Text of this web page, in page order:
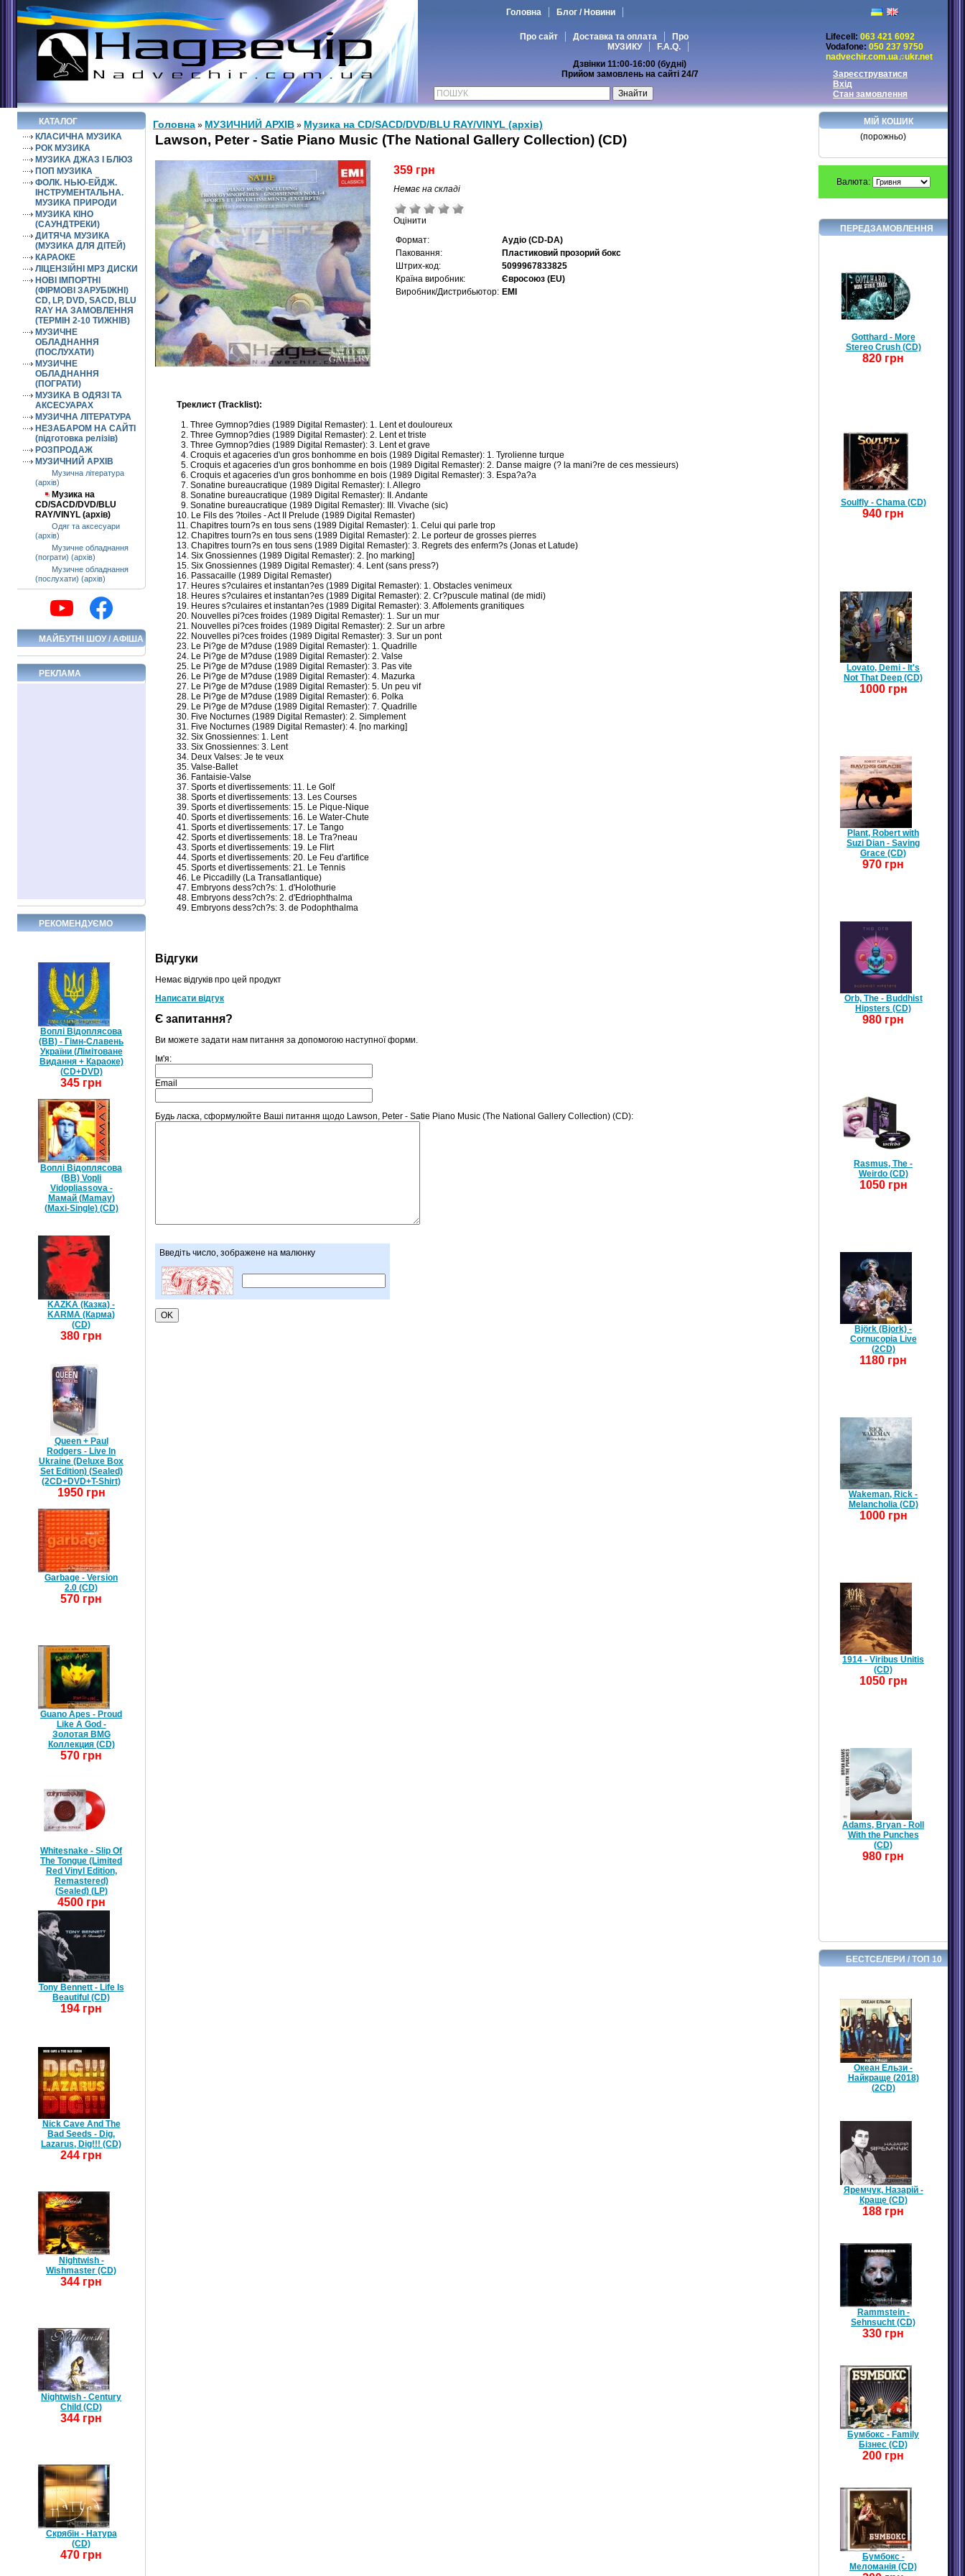
Головна Блог / Новини
Про сайт Доставка та оплата
Про
МУЗИКУ
F.A.Q.
Дзвінки 11:00-16:00 (будні)
Прийом замовлень на сайті 24/7
Lifecell: 063 421 6092
Vodafone: 050 237 9750
nadvechir.com.ua♫ukr.net
Зареєструватися
Вхід
Стан замовлення
КАТАЛОГ
КЛАСИЧНА МУЗИКА
РОК МУЗИКА
МУЗИКА ДЖАЗ І БЛЮЗ
ПОП МУЗИКА
ФОЛК. НЬЮ-ЕЙДЖ.
ІНСТРУМЕНТАЛЬНА.
МУЗИКА ПРИРОДИ
МУЗИКА КІНО
(САУНДТРЕКИ)
ДИТЯЧА МУЗИКА
(МУЗИКА ДЛЯ ДІТЕЙ)
КАРАОКЕ
ЛІЦЕНЗІЙНІ MP3 ДИСКИ
НОВІ ІМПОРТНІ
(ФІРМОВІ ЗАРУБІЖНІ)
CD, LP, DVD, SACD, BLU
RAY НА ЗАМОВЛЕННЯ
(ТЕРМІН 2-10 ТИЖНІВ)
МУЗИЧНЕ
ОБЛАДНАННЯ
(ПОСЛУХАТИ)
МУЗИЧНЕ
ОБЛАДНАННЯ
(ПОГРАТИ)
МУЗИКА В ОДЯЗІ ТА
АКСЕСУАРАХ
МУЗИЧНА ЛІТЕРАТУРА
НЕЗАБАРОМ НА САЙТІ
(підготовка релізів)
РОЗПРОДАЖ
МУЗИЧНИЙ АРХІВ
Музична література
(архів)
Музика на
CD/SACD/DVD/BLU
RAY/VINYL (архів)
Одяг та аксесуари
(архів)
Музичне обладнання
(пограти) (архів)
Музичне обладнання
(послухати) (архів)
МАЙБУТНІ ШОУ / АФІША
РЕКЛАМА
РЕКОМЕНДУЄМО
Воплі Відоплясова
(ВВ) - Гімн-Славень
України (Лімітоване
Видання + Караоке)
(CD+DVD)
345 грн
Воплі Відоплясова
(ВВ) Vopli
Vidopliassova -
Мамай (Mamay)
(Maxi-Single) (CD)
KAZKA (Казка) -
KARMA (Карма)
(CD)
380 грн
Queen + Paul
Rodgers - Live In
Ukraine (Deluxe Box
Set Edition) (Sealed)
(2CD+DVD+T-Shirt)
1950 грн
Garbage - Version
2.0 (CD)
570 грн
Guano Apes - Proud
Like A God -
Золотая BMG
Коллекция (CD)
570 грн
Whitesnake - Slip Of
The Tongue (Limited
Red Vinyl Edition,
Remastered)
(Sealed) (LP)
4500 грн
Tony Bennett - Life Is
Beautiful (CD)
194 грн
Nick Cave And The
Bad Seeds - Dig,
Lazarus, Dig!!! (CD)
244 грн
Nightwish -
Wishmaster (CD)
344 грн
Nightwish - Century
Child (CD)
344 грн
Скрябін - Натура
(CD)
470 грн
Головна » МУЗИЧНИЙ АРХІВ » Музика на CD/SACD/DVD/BLU RAY/VINYL (архів)
Lawson, Peter - Satie Piano Music (The National Gallery Collection) (CD)
359 грн
Немає на складі
Оцінити
Формат:
Аудіо (CD-DA)
Паковання:
Пластиковий прозорий бокс
Штрих-код:
5099967833825
Країна виробник:
Євросоюз (EU)
Виробник/Дистрибьютор: EMI
Треклист (Tracklist):
1. Three Gymnop?dies (1989 Digital Remaster): 1. Lent et douloureux
2. Three Gymnop?dies (1989 Digital Remaster): 2. Lent et triste
3. Three Gymnop?dies (1989 Digital Remaster): 3. Lent et grave
4. Croquis et agaceries d'un gros bonhomme en bois (1989 Digital Remaster): 1. Tyrolienne turque
5. Croquis et agaceries d'un gros bonhomme en bois (1989 Digital Remaster): 2. Danse maigre (? la mani?re de ces messieurs)
6. Croquis et agaceries d'un gros bonhomme en bois (1989 Digital Remaster): 3. Espa?a?a
7. Sonatine bureaucratique (1989 Digital Remaster): I. Allegro
8. Sonatine bureaucratique (1989 Digital Remaster): II. Andante
9. Sonatine bureaucratique (1989 Digital Remaster): III. Vivache (sic)
10. Le Fils des ?toiles - Act II Prelude (1989 Digital Remaster)
11. Chapitres tourn?s en tous sens (1989 Digital Remaster): 1. Celui qui parle trop
12. Chapitres tourn?s en tous sens (1989 Digital Remaster): 2. Le porteur de grosses pierres
13. Chapitres tourn?s en tous sens (1989 Digital Remaster): 3. Regrets des enferm?s (Jonas et Latude)
14. Six Gnossiennes (1989 Digital Remaster): 2. [no marking]
15. Six Gnossiennes (1989 Digital Remaster): 4. Lent (sans press?)
16. Passacaille (1989 Digital Remaster)
17. Heures s?culaires et instantan?es (1989 Digital Remaster): 1. Obstacles venimeux
18. Heures s?culaires et instantan?es (1989 Digital Remaster): 2. Cr?puscule matinal (de midi)
19. Heures s?culaires et instantan?es (1989 Digital Remaster): 3. Affolements granitiques
20. Nouvelles pi?ces froides (1989 Digital Remaster): 1. Sur un mur
21. Nouvelles pi?ces froides (1989 Digital Remaster): 2. Sur un arbre
22. Nouvelles pi?ces froides (1989 Digital Remaster): 3. Sur un pont
23. Le Pi?ge de M?duse (1989 Digital Remaster): 1. Quadrille
24. Le Pi?ge de M?duse (1989 Digital Remaster): 2. Valse
25. Le Pi?ge de M?duse (1989 Digital Remaster): 3. Pas vite
26. Le Pi?ge de M?duse (1989 Digital Remaster): 4. Mazurka
27. Le Pi?ge de M?duse (1989 Digital Remaster): 5. Un peu vif
28. Le Pi?ge de M?duse (1989 Digital Remaster): 6. Polka
29. Le Pi?ge de M?duse (1989 Digital Remaster): 7. Quadrille
30. Five Nocturnes (1989 Digital Remaster): 2. Simplement
31. Five Nocturnes (1989 Digital Remaster): 4. [no marking]
32. Six Gnossiennes: 1. Lent
33. Six Gnossiennes: 3. Lent
34. Deux Valses: Je te veux
35. Valse-Ballet
36. Fantaisie-Valse
37. Sports et divertissements: 11. Le Golf
38. Sports et divertissements: 13. Les Courses
39. Sports et divertissements: 15. Le Pique-Nique
40. Sports et divertissements: 16. Le Water-Chute
41. Sports et divertissements: 17. Le Tango
42. Sports et divertissements: 18. Le Tra?neau
43. Sports et divertissements: 19. Le Flirt
44. Sports et divertissements: 20. Le Feu d'artifice
45. Sports et divertissements: 21. Le Tennis
46. Le Piccadilly (La Transatlantique)
47. Embryons dess?ch?s: 1. d'Holothurie
48. Embryons dess?ch?s: 2. d'Edriophthalma
49. Embryons dess?ch?s: 3. de Podophthalma
Відгуки
Немає відгуків про цей продукт
Написати відгук
Є запитання?
Ви можете задати нам питання за допомогою наступної форми.
Ім'я:
Email
Будь ласка, сформулюйте Ваші питання щодо Lawson, Peter - Satie Piano Music (The National Gallery Collection) (CD):
Введіть число, зображене на малюнку
МІЙ КОШИК
(порожньо)
Валюта:
ПЕРЕДЗАМОВЛЕННЯ
Gotthard - More
Stereo Crush (CD)
820 грн
Soulfly - Chama (CD)
940 грн
Lovato, Demi - It's
Not That Deep (CD)
1000 грн
Plant, Robert with
Suzi Dian - Saving
Grace (CD)
970 грн
Orb, The - Buddhist
Hipsters (CD)
980 грн
Rasmus, The -
Weirdo (CD)
1050 грн
Björk (Bjork) -
Cornucopia Live
(2CD)
1180 грн
Wakeman, Rick -
Melancholia (CD)
1000 грн
1914 - Viribus Unitis
(CD)
1050 грн
Adams, Bryan - Roll
With the Punches
(CD)
980 грн
БЕСТСЕЛЕРИ / ТОП 10
Океан Ельзи -
Найкраще (2018)
(2CD)
Яремчук, Назарій -
Краще (CD)
188 грн
Rammstein -
Sehnsucht (CD)
330 грн
Бумбокс - Family
Бізнес (CD)
200 грн
Бумбокс -
Меломанія (CD)